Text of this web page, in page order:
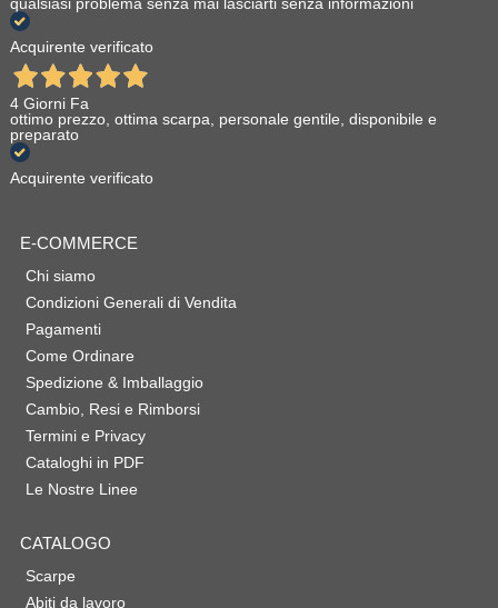
qualsiasi problema senza mai lasciarti senza informazioni
Acquirente verificato
4 Giorni Fa
ottimo prezzo, ottima scarpa, personale gentile, disponibile e
preparato
Acquirente verificato
E-COMMERCE
Chi siamo
Condizioni Generali di Vendita
Pagamenti
Come Ordinare
Spedizione & Imballaggio
Cambio, Resi e Rimborsi
Termini e Privacy
Cataloghi in PDF
Le Nostre Linee
CATALOGO
Scarpe
Abiti da lavoro